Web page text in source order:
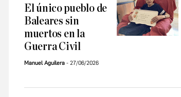
El único pueblo de
Baleares sin
muertos en la
Guerra Civil
Manuel Aguilera 27/06/2026